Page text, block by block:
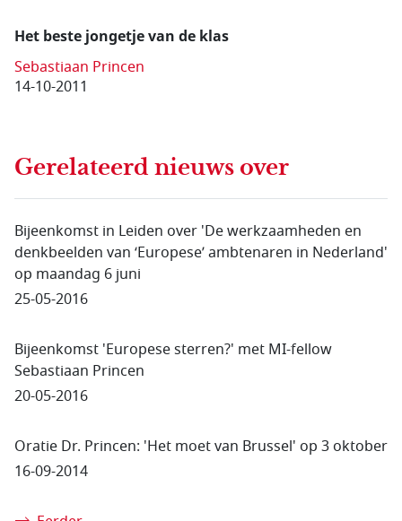
Het beste jongetje van de klas
Sebastiaan Princen
14-10-2011
Gerelateerd nieuws over
Bijeenkomst in Leiden over 'De werkzaamheden en
denkbeelden van ‘Europese’ ambtenaren in Nederland'
op maandag 6 juni
25-05-2016
Bijeenkomst 'Europese sterren?' met MI-fellow
Sebastiaan Princen
20-05-2016
Oratie Dr. Princen: 'Het moet van Brussel' op 3 oktober
16-09-2014